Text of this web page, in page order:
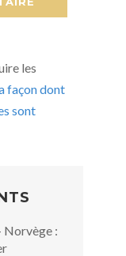
les
façon dont
sont
Norvège :